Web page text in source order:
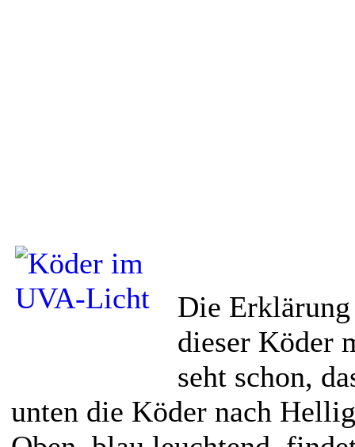
Die
dieser Köder
seht schon,
unten die Köder nach